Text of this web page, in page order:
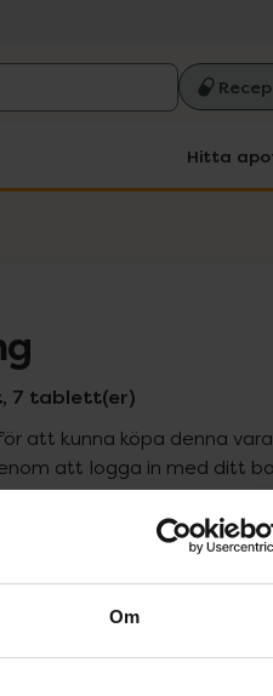
Om
Hitta
7 tablett(er)
att kunna köpa denna
att logga in med ditt
Pris med recept
kr